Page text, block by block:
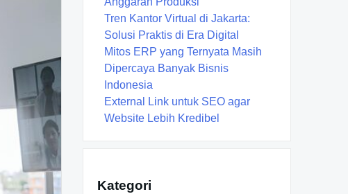
Tren Kantor Virtual di Jakarta:
Solusi Praktis di Era Digital
Mitos ERP yang Ternyata Masih
Dipercaya Banyak Bisnis
Indonesia
External Link untuk SEO agar
Website Lebih Kredibel
Kategori